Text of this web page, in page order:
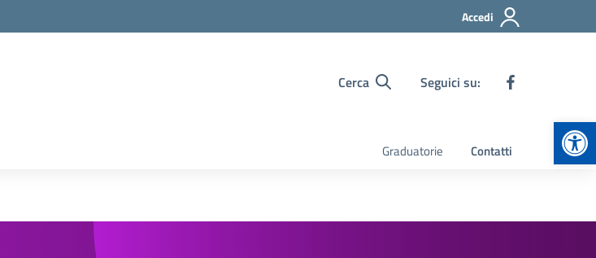
Accedi
Cerca Seguici su:
Graduatorie Contatti